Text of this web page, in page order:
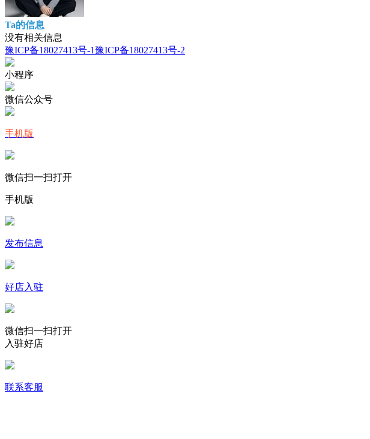
Ta的信息
没有相关信息
豫ICP备18027413号-1豫ICP备18027413号-2
小程序
微信公众号
手机版
微信扫一扫打开
手机版
发布信息
好店入驻
微信扫一扫打开
入驻好店
联系客服